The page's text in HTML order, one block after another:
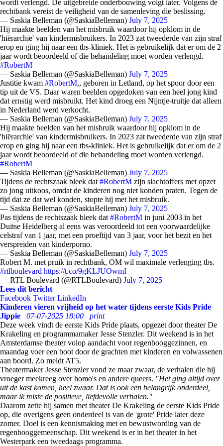
wordt verlengd. De uitgebreide onderbouwing volgt later. Volgens de
rechtbank vereist de veiligheid van de samenleving die beslissing.
— Saskia Belleman (@SaskiaBelleman) July 7, 2025
Hij maakte beelden van het misbruik waardoor hij opklom in de
'hiërarchie' van kindermisbruikers. In 2023 zat tweederde van zijn straf
erop en ging hij naar een tbs-kliniek. Het is gebruikelijk dat er om de 2
jaar wordt beoordeeld of die behandeling moet worden verlengd.
#RobertM
— Saskia Belleman (@SaskiaBelleman) July 7, 2025
Justitie kwam #RobertM,, geboren in Letland, op het spoor door een
tip uit de VS. Daar waren beelden opgedoken van een heel jong kind
dat ernstig werd misbruikt. Het kind droeg een Nijntje-truitje dat alleen
in Nederland werd verkocht.
— Saskia Belleman (@SaskiaBelleman) July 7, 2025
Hij maakte beelden van het misbruik waardoor hij opklom in de
'hiërarchie' van kindermisbruikers. In 2023 zat tweederde van zijn straf
erop en ging hij naar een tbs-kliniek. Het is gebruikelijk dat er om de 2
jaar wordt beoordeeld of die behandeling moet worden verlengd.
#RobertM
— Saskia Belleman (@SaskiaBelleman) July 7, 2025
Tijdens de rechtszaak bleek dat #RobertM zijn slachtoffers met opzet
zo jong uitkoos, omdat de kinderen nog niet konden praten. Tegen de
tijd dat ze dat wel konden, stopte hij met het misbruik.
— Saskia Belleman (@SaskiaBelleman) July 7, 2025
Pas tijdens de rechtszaak bleek dat #RobertM in juni 2003 in het
Duitse Heidelberg al eens was veroordeeld tot een voorwaardelijke
celstraf van 1 jaar, met een proeftijd van 3 jaar, voor het bezit en het
verspreiden van kinderporno.
— Saskia Belleman (@SaskiaBelleman) July 7, 2025
Robert M. met pruik in rechtbank, OM wil maximale verlenging tbs.
#rtlboulevard https://t.co/9gKLJUOwmI
— RTL Boulevard (@RTLBoulevard) July 7, 2025
Lees dit bericht
Facebook Twitter LinkedIn
Kinderen vieren vrijheid op het water tijdens eerste Kids Pride
Jippie
07-07-2025 18:00
print
Deze week vindt de eerste Kids Pride plaats, opgezet door theater De
Krakeling en programmamaker Jesse Stenzler. Dit weekend is in het
Amsterdamse theater volop aandacht voor regenbooggezinnen, en
maandag voer een boot door de grachten met kinderen en volwassenen
aan boord. Zo meldt AT5.
Theatermaker Jesse Stenzler vond ze maar zwaar, de verhalen die hij
vroeger meekreeg over homo's en andere queers. "Het ging altijd over
uit de kast komen, heel zwaar. Dat is ook een belangrijk onderdeel,
maar ik miste de positieve, liefdevolle verhalen."
Daarom zette hij samen met theater De Krakeling de eerste Kids Pride
op, die overigens geen onderdeel is van de 'grote' Pride later deze
zomer. Doel is een kennismaking met en bewustwording van de
regenbooggemeenschap. Dit weekend is er in het theater in het
Westerpark een tweedaags programma.